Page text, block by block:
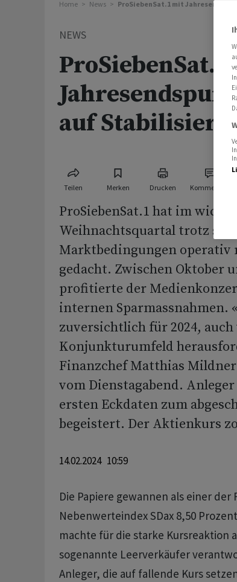
Home News ProSiebenSat.1 mit
NEWS
auf
Teilen Merken Drucken Kommentare
ProSiebenSat.1 hat im
Weihnachtsquartal trotz
Marktbedingungen operativ
gedacht. Zwischen Oktober
profitierte der
internen Sparmassnahmen.
zuversichtlich für 2024, auch
Konjunkturumfeld
Finanzchef Matthias
vom Dienstagabend.
ersten Eckdaten zum
begeistert. Der Aktienkurs
14.02.2024 10:59
Die Papiere gewannen als einer der
Nebenwerteindex SDax 8,50
machte für die starke Kursreaktion
sogenannte Leerverkäufer
Anleger, die auf fallende Kurs